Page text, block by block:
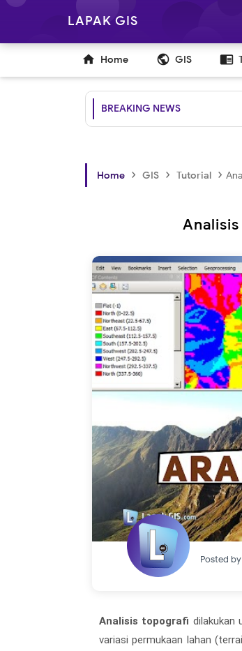
LAPAK GIS
 Home public GIS chrome_reader_mode
BREAKING NEWS
Home › GIS › Tutorial ›
Posted by
Analisis topografi dilakukan
variasi permukaan lahan